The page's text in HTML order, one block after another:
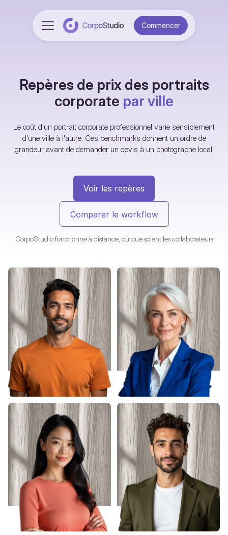
Commencer
Repères de prix des portraits
corporate par ville
Le coût d'un portrait corporate professionnel varie sensiblement
d'une ville à l'autre. Ces benchmarks donnent un ordre de
grandeur avant de demander un devis à un photographe local.
Voir les repères
Comparer le workflow
CorpoStudio fonctionne à distance, où que soient les collaborateurs